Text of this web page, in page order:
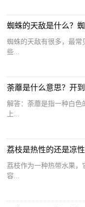
蜘蛛的天敌有很多，最常
些...
荼蘼是什么意思？开
解答：荼蘼是指一种白色
上...
荔枝是热性的还是凉
荔枝作为一种热带水果
容...